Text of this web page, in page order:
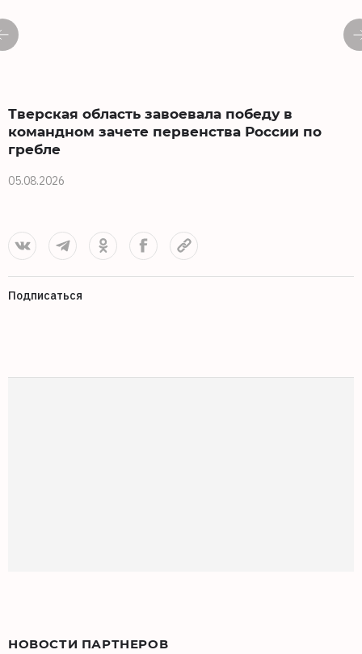
Тверская область завоевала победу в
командном зачете первенства России по
гребле
05.08.2026
Подписаться
НОВОСТИ ПАРТНЕРОВ